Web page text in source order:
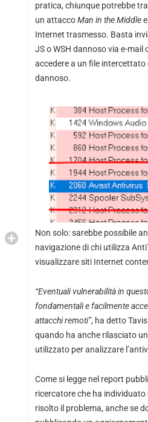
pratica, chiunque potrebbe
un attaccoMan in the Middlee
Internet trasmesso. Basta
JS o WSH dannoso via e-mail
accedere a un file
dannoso.
Non solo: sarebbe possibile
navigazione di chi utilizza
visualizzare siti Internet
“Eventuali vulnerabilità in
fondamentali e facilmente
attacchi remoti”, ha detto
quando ha anche rilasciato
utilizzato per analizzare
Come si legge nel report
ricercatore che ha
risolto il problema, anche se